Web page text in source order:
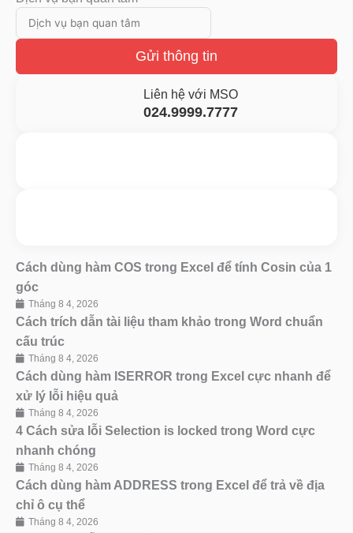
Gửi thông tin
Liên hệ với MSO
024.9999.7777
Cách dùng hàm COS trong Excel để tính Cosin của 1
góc
Tháng 8 4, 2026
Cách trích dẫn tài liệu tham khảo trong Word chuẩn
cấu trúc
Tháng 8 4, 2026
Cách dùng hàm ISERROR trong Excel cực nhanh để
xử lý lỗi hiệu quả
Tháng 8 4, 2026
4 Cách sửa lỗi Selection is locked trong Word cực
nhanh chóng
Tháng 8 4, 2026
Cách dùng hàm ADDRESS trong Excel để trả về địa
chỉ ô cụ thể
Tháng 8 4, 2026